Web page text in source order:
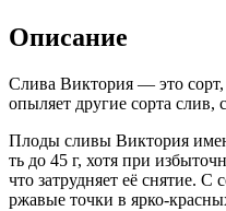
Описание
Слива Виктория — это
опыляет другие сорта слив,
Плоды сливы Виктория
ть до 45 г, хотя при
что затрудняет её снятие.
ржавые точки в ярко-